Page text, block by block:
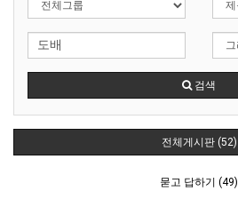
검색
전체게시판 (52)
묻고 답하기 (49)